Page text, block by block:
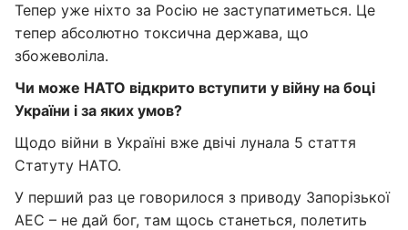
Тепер уже ніхто за Росію не заступатиметься. Це
тепер абсолютно токсична держава, що
збожеволіла.
Чи може НАТО відкрито вступити у війну на боці
України і за яких умов?
Щодо війни в Україні вже двічі лунала 5 стаття
Статуту НАТО.
У перший раз це говорилося з приводу Запорізької
АЕС – не дай бог, там щось станеться, полетить